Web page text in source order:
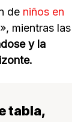
de niños en
mientras las
y la
tabla,